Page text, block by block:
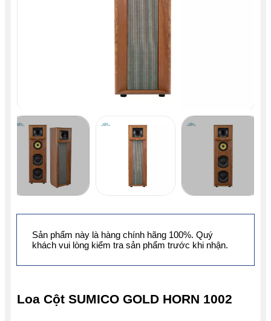
Loa Cột SUMICO GOLD HORN 1002
Sản phẩm này là hàng chính hãng 100%. Quý
khách vui lòng kiểm tra sản phẩm trước khi nhận.